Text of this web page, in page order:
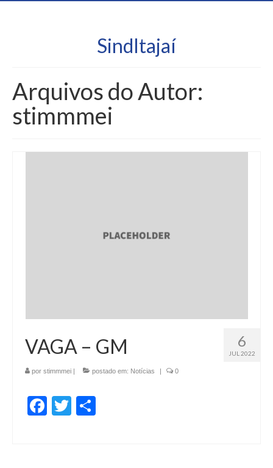
SindItajaí
Arquivos do Autor:
stimmmei
6
JUL 2022
VAGA – GM
por stimmmei | postado em: Notícias | 0
Facebook
Twitter